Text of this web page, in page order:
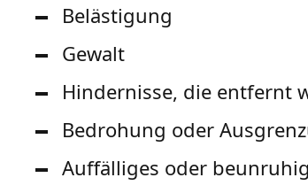
Belästigung
Gewalt
Hindernisse, die entfernt
Bedrohung oder
Auffälliges oder